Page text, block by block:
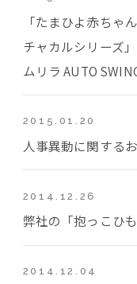
「たまひよ赤ちゃ
チャカルシリーズ
ムリラ AUTO
2015.01.20
人事異動に関する
2014.12.26
弊社の「抱っこひ
2014.12.04